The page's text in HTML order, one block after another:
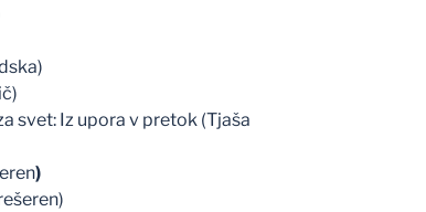
svet: Iz upora v pretok (Tjaša
)